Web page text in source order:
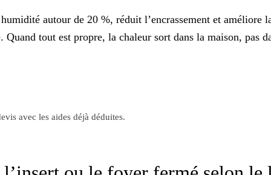
autour de 20 %, réduit l’encrassement et améliore
. Quand tout est propre, la chaleur sort dans la maison, pas
avec les aides déjà déduites.